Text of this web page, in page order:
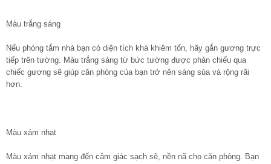
Màu trắng sáng
Nếu phòng tắm nhà bạn có diện tích khá khiêm tốn, hãy gắn gương trực
tiếp trên tường. Màu trắng sáng từ bức tường được phản chiếu qua
chiếc gương sẽ giúp căn phòng của bạn trở nên sáng sủa và rộng rãi
hơn.
Màu xám nhạt
Màu xám nhạt mang đến cảm giác sạch sẽ, nền nã cho căn phòng. Bạn